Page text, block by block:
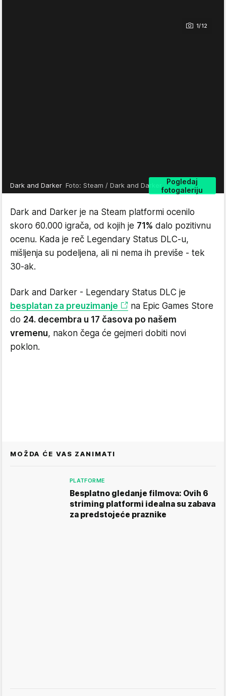
1/12
Pogledaj
fotogaleriju
Dark and Darker Foto: Steam / Dark and Darker
Dark and Darker je na Steam platformi ocenilo
skoro 60.000 igrača, od kojih je 71% dalo pozitivnu
ocenu. Kada je reč Legendary Status DLC-u,
mišljenja su podeljena, ali ni nema ih previše - tek
30-ak.
Dark and Darker - Legendary Status DLC je
besplatan za preuzimanje
na Epic Games Store
do 24. decembra u 17 časova po našem
vremenu, nakon čega će gejmeri dobiti novi
poklon.
MOŽDA ĆE VAS ZANIMATI
PLATFORME
Besplatno gledanje filmova: Ovih 6
striming platformi idealna su zabava
za predstojeće praznike